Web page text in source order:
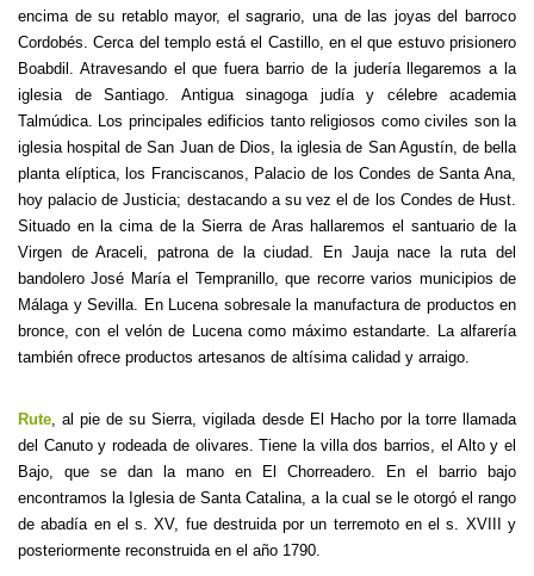
encima de su retablo mayor, el sagrario, una de las joyas del barroco
Cordobés. Cerca del templo está el Castillo, en el que estuvo prisionero
Boabdil. Atravesando el que fuera barrio de la judería llegaremos a la
iglesia de Santiago. Antigua sinagoga judía y célebre academia
Talmúdica. Los principales edificios tanto religiosos como civiles son la
iglesia hospital de San Juan de Dios, la iglesia de San Agustín, de bella
planta elíptica, los Franciscanos, Palacio de los Condes de Santa Ana,
hoy palacio de Justicia; destacando a su vez el de los Condes de Hust.
Situado en la cima de la Sierra de Aras hallaremos el santuario de la
Virgen de Araceli, patrona de la ciudad. En Jauja nace la ruta del
bandolero José María el Tempranillo, que recorre varios municipios de
Málaga y Sevilla. En Lucena sobresale la manufactura de productos en
bronce, con el velón de Lucena como máximo estandarte. La alfarería
también ofrece productos artesanos de altísima calidad y arraigo.
Rute, al pie de su Sierra, vigilada desde El Hacho por la torre llamada
del Canuto y rodeada de olivares. Tiene la villa dos barrios, el Alto y el
Bajo, que se dan la mano en El Chorreadero. En el barrio bajo
encontramos la Iglesia de Santa Catalina, a la cual se le otorgó el rango
de abadía en el s. XV, fue destruida por un terremoto en el s. XVIII y
posteriormente reconstruida en el año 1790.